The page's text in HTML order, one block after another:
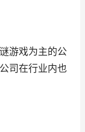
游戏为主的公
司在行业内也